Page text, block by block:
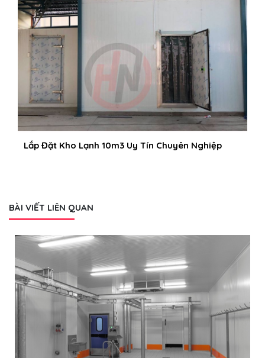
Lắp Đặt Kho Lạnh 10m3 Uy Tín Chuyên Nghiệp
BÀI VIẾT LIÊN QUAN